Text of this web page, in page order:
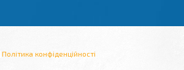
Політика конфіденційності